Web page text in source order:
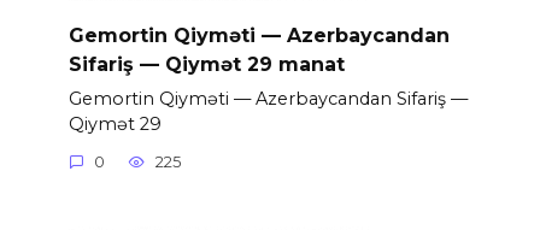
Gemortin Qiyməti — Azerbaycandan
Sifariş — Qiymət 29 manat
Gemortin Qiyməti — Azerbaycandan Sifariş —
Qiymət 29
0 225